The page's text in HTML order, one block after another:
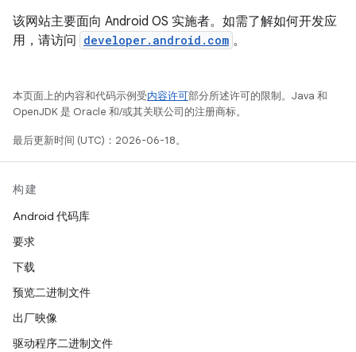
该网站主要面向 Android OS 实施者。如需了解如何开发应
用，请访问
developer.android.com 。
本页面上的内容和代码示例受内容许可部分所述许可的限制。Java 和
OpenJDK 是 Oracle 和/或其关联公司的注册商标。
最后更新时间 (UTC)：2026-06-18。
构建
Android 代码库
要求
下载
预览二进制文件
出厂映像
驱动程序二进制文件